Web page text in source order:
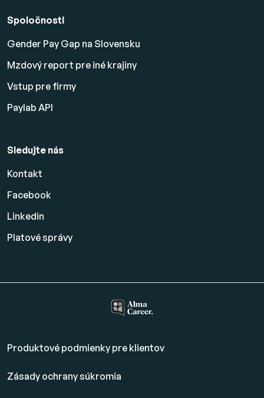
Spoločnosti
Gender Pay Gap na Slovensku
Mzdový report pre iné krajiny
Vstup pre firmy
Paylab API
Sledujte nás
Kontakt
Facebook
Linkedin
Platovésprávy
Produktové podmienky pre klientov
Zásady ochrany súkromia